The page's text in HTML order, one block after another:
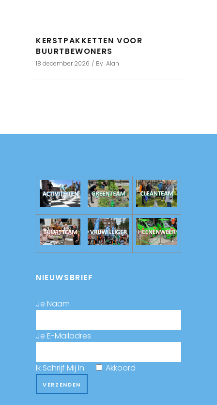
KERSTPAKKETTEN VOOR
BUURTBEWONERS
18 december 2026 By Alan
NIEUWSBRIEF
Je Naam
Je E-Mailadres
Ik Schrijf Mij In Akkoord